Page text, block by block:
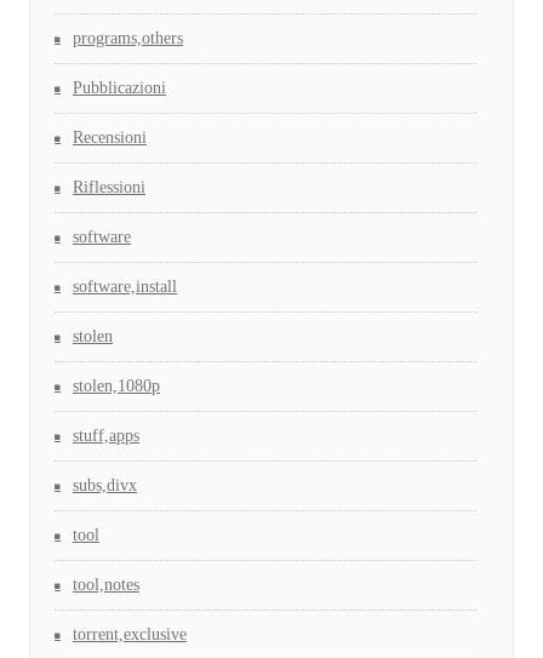
programs,others
Pubblicazioni
Recensioni
Riflessioni
software
software,install
stolen
stolen,1080p
stuff,apps
subs,divx
tool
tool,notes
torrent,exclusive